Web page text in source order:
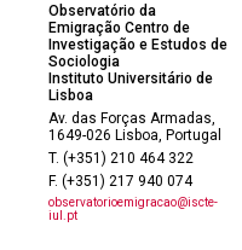
Observatório da
Emigração Centro de
Investigação e Estudos de
Sociologia
Instituto Universitário de
Lisboa
Av. das Forças Armadas,
1649-026 Lisboa, Portugal
T. (+351) 210 464 322
F. (+351) 217 940 074
observatorioemigracao@iscte-
iul.pt